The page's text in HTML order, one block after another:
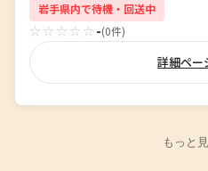
岩手県内で待機・回送中
☆☆☆☆☆ -(0件)
詳細ペー
もっと